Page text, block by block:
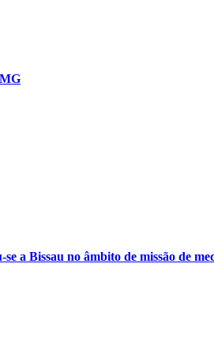
se a Bissau no âmbito de missão de